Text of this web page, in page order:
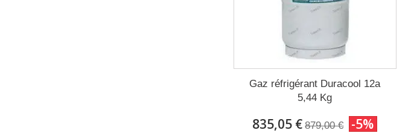
Gaz réfrigérant Duracool 12a
5,44 Kg
835,05 € 879,00 € -5%